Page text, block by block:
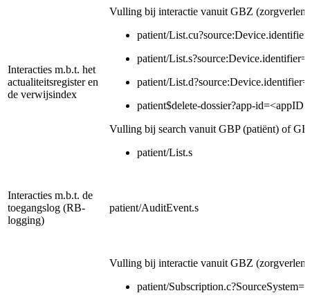
Interacties m.b.t. het
actualiteitsregister en
de verwijsindex
Vulling bij interactie vanuit GBZ
patient/
patient/
patient/
patient$delete-dossier?app-id=<appID>
Vulling bij search vanuit GBP (patiënt) of
patient/List.s
Interacties m.b.t. de
toegangslog (RB-
logging)
patient/AuditEvent.s
Vulling bij interactie vanuit GBZ
patient/